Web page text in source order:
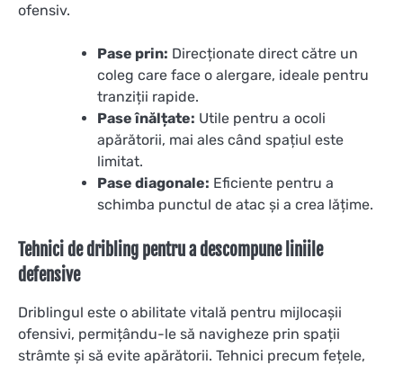
ofensiv.
Pase prin: Direcționate direct către un
coleg care face o alergare, ideale pentru
tranziții rapide.
Pase înălțate: Utile pentru a ocoli
apărătorii, mai ales când spațiul este
limitat.
Pase diagonale: Eficiente pentru a
schimba punctul de atac și a crea lățime.
Tehnici de dribling pentru a descompune liniile
defensive
Driblingul este o abilitate vitală pentru mijlocașii
ofensivi, permițându-le să navigheze prin spații
strâmte și să evite apărătorii. Tehnici precum fețele,